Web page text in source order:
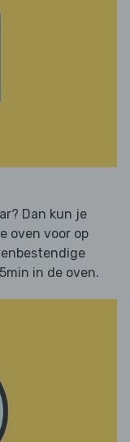
Dan kun je
oven voor op
in de oven.